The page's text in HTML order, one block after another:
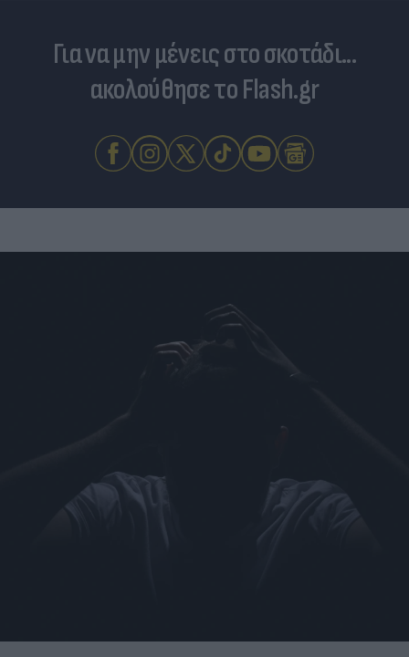
Για να μην μένεις στο σκοτάδι...
ακολούθησε το Flash.gr